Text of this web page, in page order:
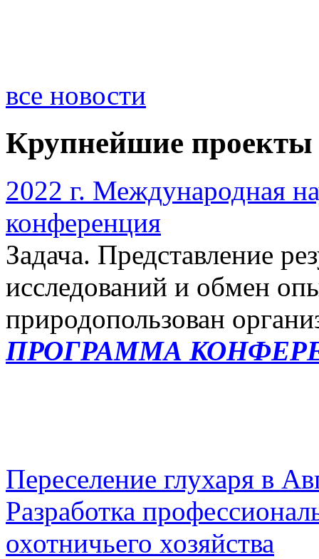
все новости
Крупнейшие проекты
2022 г. Международная
конференция
Задача. Представление
исследований и обмен
природопользован
ПРОГРАММА
Переселение глухаря в
Разработка
охотничьего хозяйства